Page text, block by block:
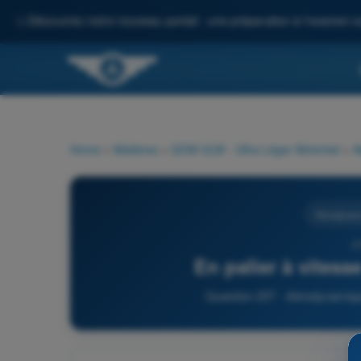
Découvrez notre nouveau portail : une préparation à l'examen
Home Matières QCM ULM - Ultra Léger Motorisé
En palier à
Question 237 -